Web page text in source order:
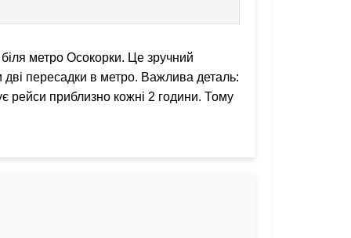
метро Осокорки. Це зручний
дві пересадки в метро. Важлива деталь:
рейси приблизно кожні 2 години. Тому